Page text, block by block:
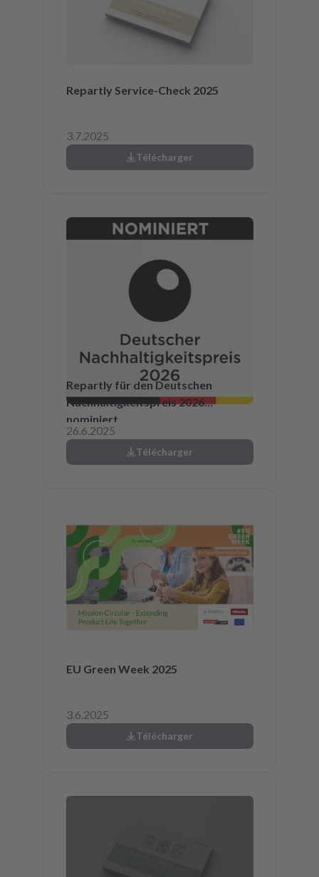
Repartly Service-Check 2025
3.7.2025
Télécharger
Repartly für den Deutschen
Nachhaltigkeitspreis 2026
nominiert
26.6.2025
Télécharger
EU Green Week 2025
3.6.2025
Télécharger